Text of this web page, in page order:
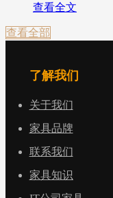
查看全文
查看全部
了解我们
关于我们
家具品牌
联系我们
家具知识